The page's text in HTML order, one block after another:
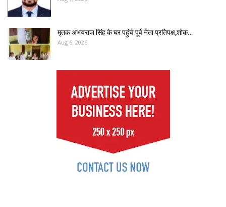
मृतक अभयराज सिंह के घर पहुंचे पूर्व नेता प्रतिपक्ष,शोक…
Aug 6, 2026